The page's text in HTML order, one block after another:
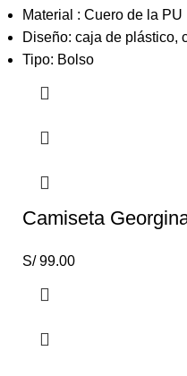
Material : Cuero de la PU
Diseño: caja de plástico,
Tipo: Bolso
Camiseta
S/99.00